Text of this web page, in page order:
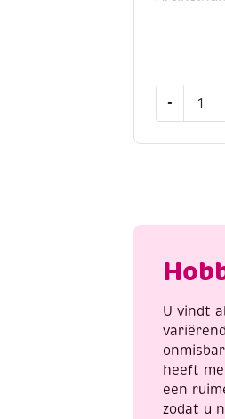
-
Kumihimo
aantal
U vindt
heeft
een
zodat u